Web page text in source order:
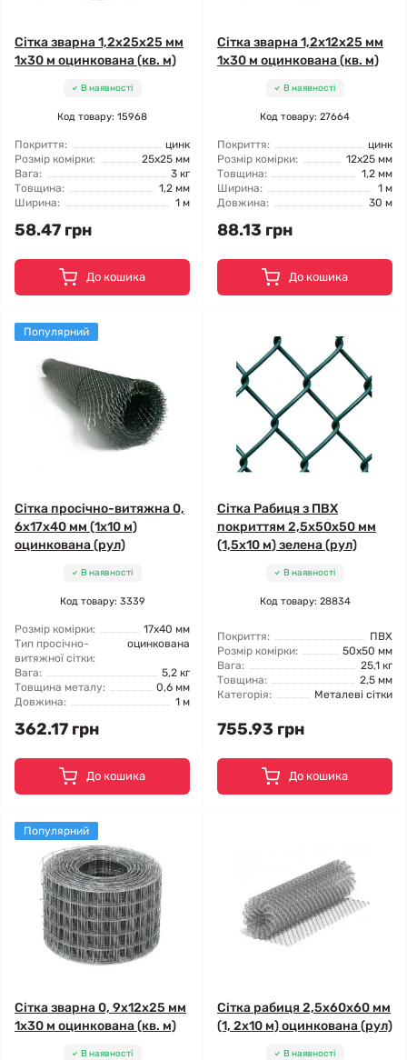
Сітка зварна 1,2x25x25 мм
1x30 м оцинкована (кв. м)
В наявності
Код товару: 15968
Покриття:
цинк
Розмір комірки:
25x25 мм
Вага:
3 кг
Товщина:
1,2 мм
Ширина:
1 м
58.47 грн
До кошика
Сітка зварна 1,2x12x25 мм
1x30 м оцинкована (кв. м)
В наявності
Код товару: 27664
Покриття:
цинк
Розмір комірки:
12x25 мм
Товщина:
1,2 мм
Ширина:
1 м
Довжина:
30 м
88.13 грн
До кошика
Популярний
Сітка просічно-витяжна 0,
6x17x40 мм (1x10 м)
оцинкована (рул)
В наявності
Код товару: 3339
Розмір комірки:
17x40 мм
Тип просічно-
витяжної сітки:
оцинкована
Вага:
5,2 кг
Товщина металу:
0,6 мм
Довжина:
1 м
362.17 грн
До кошика
Сітка Рабиця з ПВХ
покриттям 2,5x50x50 мм
(1,5x10 м) зелена (рул)
В наявності
Код товару: 28834
Покриття:
ПВХ
Розмір комірки:
50x50 мм
Вага:
25,1 кг
Товщина:
2,5 мм
Категорія:
Металеві сітки
755.93 грн
До кошика
Популярний
Сітка зварна 0, 9x12x25 мм
1x30 м оцинкована (кв. м)
В наявності
Сітка рабиця 2,5x60x60 мм
(1, 2x10 м) оцинкована (рул)
В наявності